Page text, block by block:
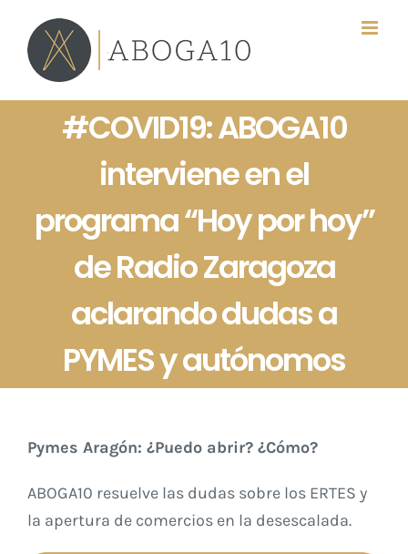
contenido
#COVID19: ABOGA10
interviene en el
programa “Hoy por hoy”
de Radio Zaragoza
aclarando dudas a
PYMES y autónomos
Pymes Aragón: ¿Puedo abrir? ¿Cómo?
ABOGA10 resuelve las dudas sobre los ERTES y
la apertura de comercios en la desescalada.